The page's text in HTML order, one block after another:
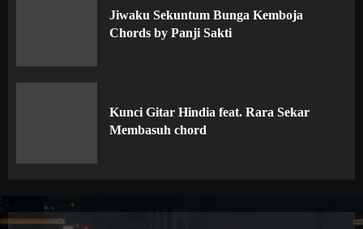
Jiwaku Sekuntum Bunga Kemboja
Chords by Panji Sakti
Kunci Gitar Hindia feat. Rara Sekar
Membasuh chord